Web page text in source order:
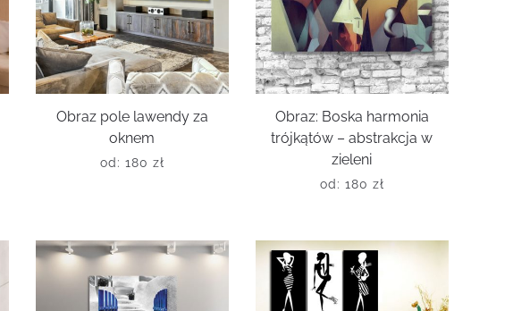
Obraz pole lawendy za
oknem
od: 180 zł
Obraz: Boska harmonia
trójkątów – abstrakcja w
zieleni
od: 180 zł